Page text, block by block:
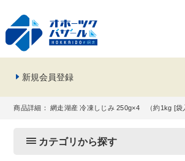
新規会員登録
商品詳細： 網走湖産 冷凍しじみ 250g×4 （約1kg [袋
カテゴリから探す